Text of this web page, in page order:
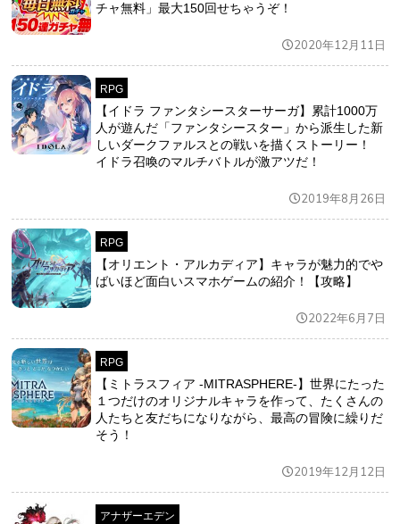
チャ無料」最大150回せちゃうぞ！
2020年12月11日
RPG
【イドラ ファンタシースターサーガ】累計1000万
人が遊んだ「ファンタシースター」から派生した新
しいダークファルスとの戦いを描くストーリー！
イドラ召喚のマルチバトルが激アツだ！
2019年8月26日
RPG
【オリエント・アルカディア】キャラが魅力的でや
ばいほど面白いスマホゲームの紹介！【攻略】
2022年6月7日
RPG
【ミトラスフィア -MITRASPHERE-】世界にたった
１つだけのオリジナルキャラを作って、たくさんの
人たちと友だちになりながら、最高の冒険に繰りだ
そう！
2019年12月12日
アナザーエデン